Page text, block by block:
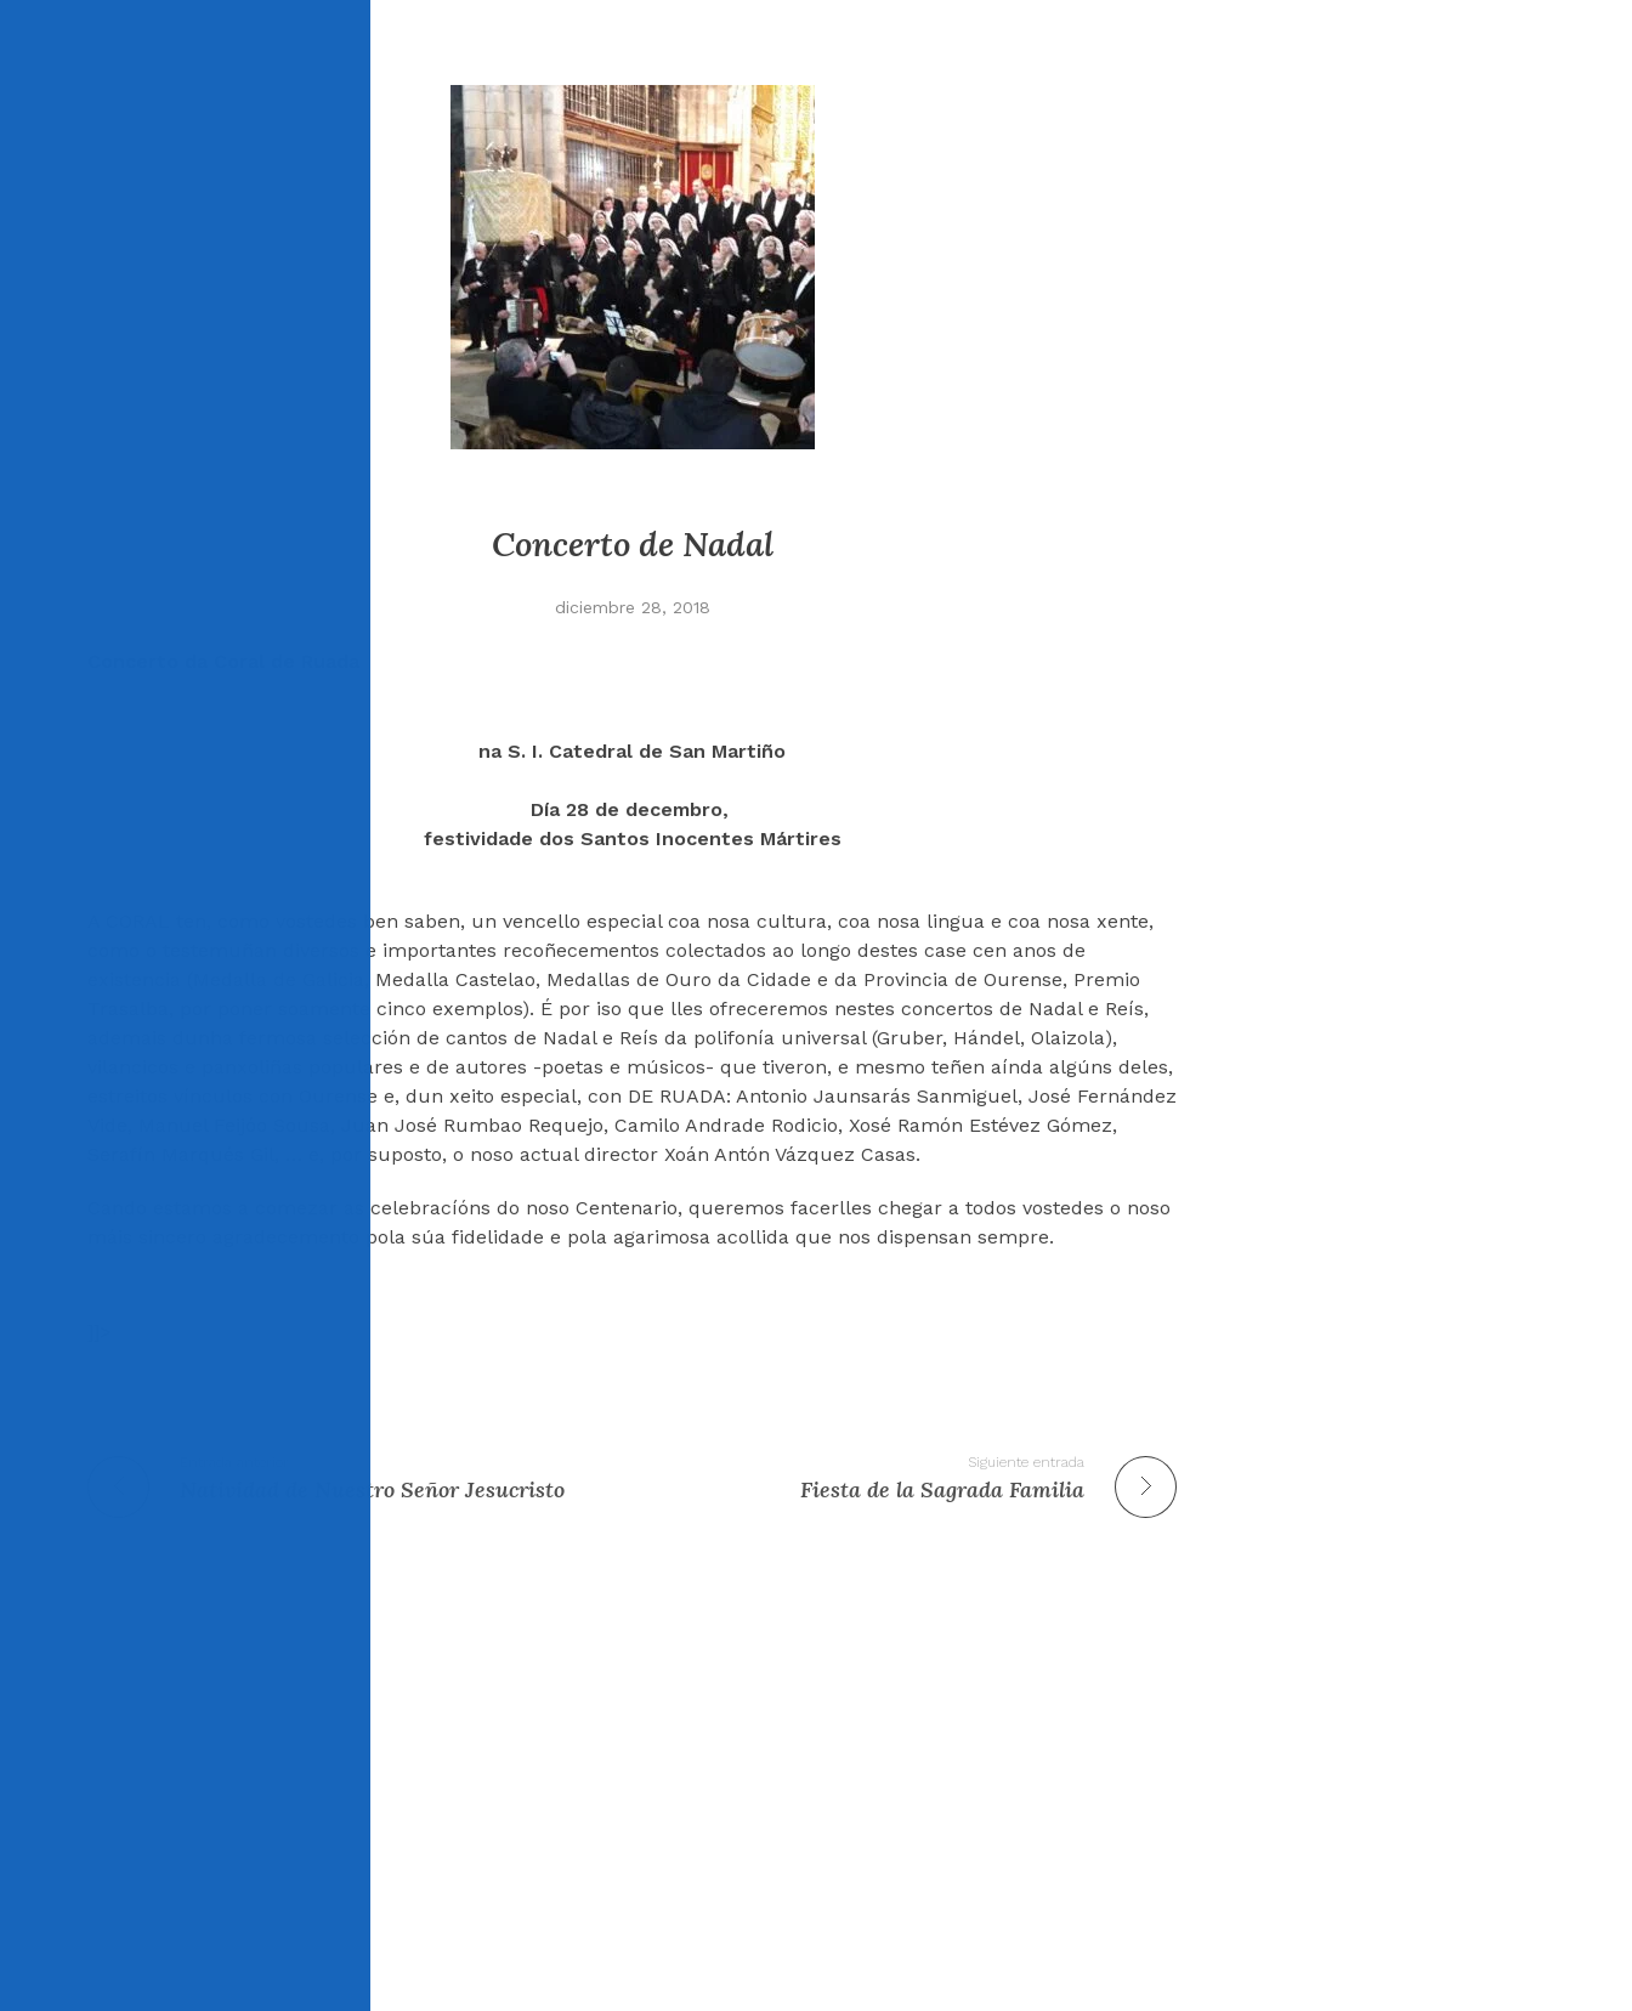
Concerto de Nadal
diciembre 28, 2018
na S. I. Catedral de San Martiño
Día 28 de decembro,
festividade dos Santos Inocentes Mártires
A CORAL ten, como vostedes ben saben, un vencello especial coa nosa cultura, coa nosa lingua e coa nosa xente,
como o testemuñan diversos e importantes recoñecementos colectados ao longo destes case cen anos de
existencia (Medalla de Galicia, Medalla Castelao, Medallas de Ouro da Cidade e da Provincia de Ourense, Premio
Trasalba, por poner soamente cinco exemplos). É por iso que lles ofreceremos nestes concertos de Nadal e Reís,
ademais dunha fermosa selección de cantos de Nadal e Reís da polifonía universal (Gruber, Hándel, Olaizola),
vilancicos e panxoliñas populares e de autores -poetas e músicos- que tiveron, e mesmo teñen aínda algúns deles,
estreitos vínculos con Ourense e, dun xeito especial, con DE RUADA: Antonio Jaunsarás Sanmiguel, José Fernández
Vide, Manuel Feijóo Sousa, Juan José Rumbao Requejo, Camilo Andrade Rodicio, Xosé Ramón Estévez Gómez,
Serafín Marqués Gil, … e, por suposto, o noso actual director Xoán Antón Vázquez Casas.
Cando estamos a comezar as celebracíóns do noso Centenario, queremos facerlles chegar a todos vostedes o noso
máis sincero agradecemento pola súa fidelidade e pola agarimosa acollida que nos dispensan sempre.
Natividad de Nuestro Señor Jesucristo
Siguiente entrada
Fiesta de la Sagrada Familia